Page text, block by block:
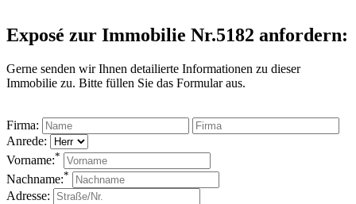
Exposé zur Immobilie Nr.5182 anfordern:
Gerne senden wir Ihnen detailierte Informationen zu dieser
Immobilie zu. Bitte füllen Sie das Formular aus.
Firma:
Anrede:
Vorname:*
Nachname:*
Adresse: